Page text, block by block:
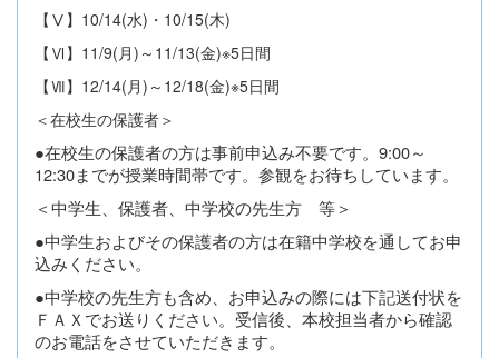
【Ⅴ】10/14(水)・10/15(木)
【Ⅵ】11/9(月)～11/13(金)※5日間
【Ⅶ】12/14(月)～12/18(金)※5日間
＜在校生の保護者＞
●在校生の保護者の方は事前申込み不要です。 9:00～
12:30までが授業時間帯です。参観をお待ちしています。
＜中学生、保護者、中学校の先生方 等＞
●中学生およびその保護者の方は在籍中学校を通してお申
込みください。
●中学校の先生方も含め、お申込みの際には下記送付状を
ＦＡＸでお送りください。受信後、本校担当者から確認
のお電話をさせていただきます。